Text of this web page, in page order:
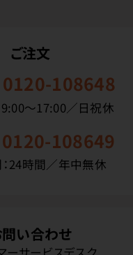
ご注文
0120-108648
9:00〜17:00／日祝休
0120-108649
24時間／年中無休
問い合わせ